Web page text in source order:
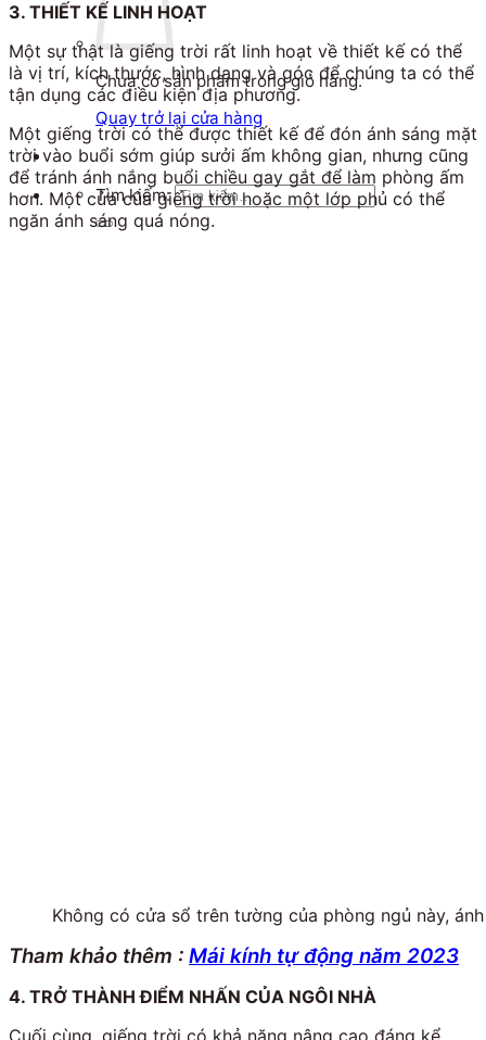
Chưa có sản phẩm trong giỏ hàng.
Quay trở lại cửa hàng
Tìm kiếm:
3. THIẾT KẾ LINH HOẠT
Một sự thật là giếng trời rất linh hoạt về thiết kế có thể
là vị trí, kích thước, hình dạng và góc để chúng ta có thể
tận dụng các điều kiện địa phương.
Một giếng trời có thể được thiết kế để đón ánh sáng mặt
trời vào buổi sớm giúp sưởi ấm không gian, nhưng cũng
để tránh ánh nắng buổi chiều gay gắt để làm phòng ấm
hơn. Một cửa của giếng trời hoặc một lớp phủ có thể
ngăn ánh sáng quá nóng.
Không có cửa sổ trên tường của phòng ngủ này,
Tham khảo thêm : Mái kính tự động năm 2023
4. TRỞ THÀNH ĐIỂM NHẤN CỦA NGÔI NHÀ